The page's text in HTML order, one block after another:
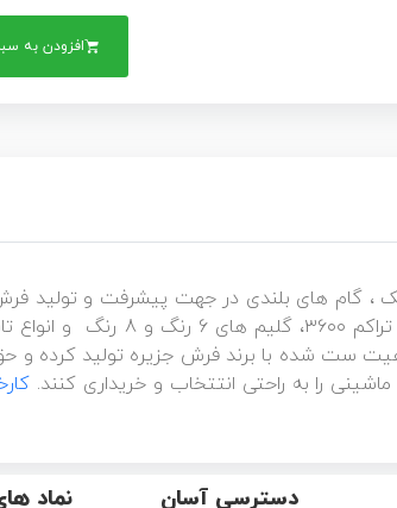
افزودن به
، گام های بلندی در جهت پیشرفت و تولید
ماشینی برداشته و فرش های ۷۰۰ شانه با تراکم ۲۵۵۰ ، فرش ۱۲۰۰ شانه ساده و گلبرجسته
ست شده با برند فرش جزیره تولید کرده و
را به راحتی انتتخاب و خریداری کنند.
دسترسی آسان نماد